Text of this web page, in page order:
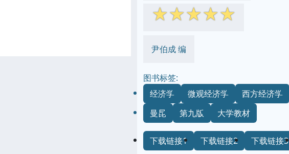
☆☆☆☆☆
尹伯成 编
图书标签:
经济学
微观经济学 西方经济学
曼昆
第九版 大学教材
下载链接1 下载链接2 下载链接3